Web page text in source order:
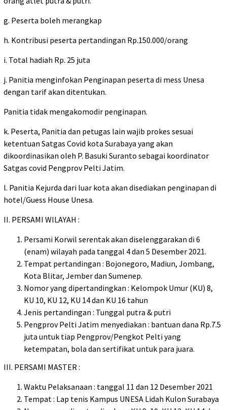
g. Peserta boleh merangkap
h. Kontribusi peserta pertandingan Rp.150.000/orang
i. Total hadiah Rp. 25 juta
j. Panitia menginfokan Penginapan peserta di mess Unesa
dengan tarif akan ditentukan.
Panitia tidak mengakomodir penginapan.
k. Peserta, Panitia dan petugas lain wajib prokes sesuai
ketentuan Satgas Covid kota Surabaya yang akan
dikoordinasikan oleh P. Basuki Suranto sebagai koordinator
Satgas covid Pengprov Pelti Jatim.
l. Panitia Kejurda dari luar kota akan disediakan penginapan di
hotel/Guess House Unesa.
II. PERSAMI WILAYAH :
Persami Korwil serentak akan diselenggarakan di 6
(enam) wilayah pada tanggal 4 dan 5 Desember 2021.
Tempat pertandingan : Bojonegoro, Madiun, Jombang,
Kota Blitar, Jember dan Sumenep.
Nomor yang dipertandingkan : Kelompok Umur (KU) 8,
KU 10, KU 12, KU 14 dan KU 16 tahun
Jenis pertandingan : Tunggal putra & putri
Pengprov Pelti Jatim menyediakan : bantuan dana Rp.7.5
juta untuk tiap Pengprov/Pengkot Pelti yang
ketempatan, bola dan sertifikat untuk para juara.
III. PERSAMI MASTER :
Waktu Pelaksanaan : tanggal 11 dan 12 Desember 2021
Tempat : Lap tenis Kampus UNESA Lidah Kulon Surabaya